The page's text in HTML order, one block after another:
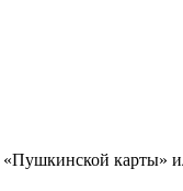
карты»